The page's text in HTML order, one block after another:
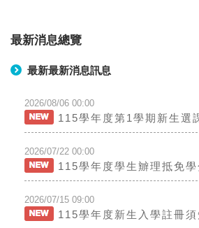
最新消息總覽
最新最新消息訊息
2026/08/06 00:00
115學年度第1學期新生選
2026/07/22 00:00
115學年度學生辧理抵免學
2026/07/15 09:00
115學年度新生入學註冊